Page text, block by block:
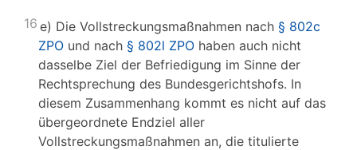
16 e) Die Vollstreckungsmaßnahmen nach § 802c
ZPO und nach § 802l ZPO haben auch nicht
dasselbe Ziel der Befriedigung im Sinne der
Rechtsprechung des Bundesgerichtshofs. In
diesem Zusammenhang kommt es nicht auf das
übergeordnete Endziel aller
Vollstreckungsmaßnahmen an, die titulierte